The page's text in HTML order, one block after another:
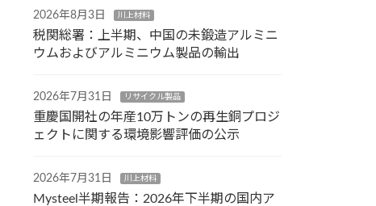
2026年8月3日 川上材料
税関総署：上半期、中国の未鍛造アルミニ
ウムおよびアルミニウム製品の輸出
2026年7月31日 リサイクル製品
重慶国開社の年産10万トンの再生銅プロジ
ェクトに関する環境影響評価の公示
2026年7月31日 川上材料
Mysteel半期報告：2026年下半期の国内ア